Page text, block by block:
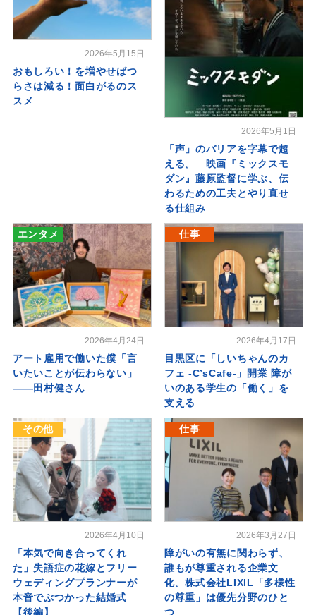
2026年5月15日
おもしろい！を増やせばつ
らさは減る！面白がるのス
スメ
2026年5月1日
「声」のバリアを字幕で超
える。 映画『ミックスモ
ダン』藤原監督に学ぶ、伝
わるための工夫とやり直せ
る仕組み
エンタメ
2026年4月24日
アート雇用で働いた僕「言
いたいことが伝わらない」
――田村健さん
仕事
2026年4月17日
目黒区に「しいちゃんのカ
フェ -C’sCafe-」開業 障が
いのある学生の「働く」を
支える
その他
2026年4月10日
「本気で向き合ってくれ
た」失語症の花嫁とフリー
ウェディングプランナーが
本音でぶつかった結婚式
【後編】
仕事
2026年3月27日
障がいの有無に関わらず、
誰もが尊重される企業文
化。株式会社LIXIL「多様性
の尊重」は優先分野のひと
つ